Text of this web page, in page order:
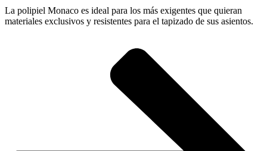
La polipiel Monaco es ideal para los más exigentes que quieran
materiales exclusivos y resistentes para el tapizado de sus asientos.